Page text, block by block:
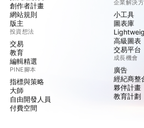
創作者計畫
網站規則
版主
投資想法
交易
教育
編輯精選
PINE腳本
指標與策略
大師
自由開發人員
付費空間
企業解決
小工具
圖表庫
高級圖表
交易平台
成長機會
廣告
經紀商整
夥伴計畫
教育計劃